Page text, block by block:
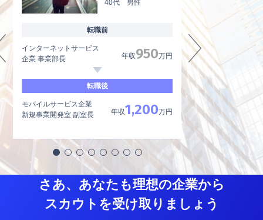
40代 男性
転職前
インターネットサービス
企業 事業部長
年収950万円
転職後
モバイルサービス企業
新規事業開発室 副室長
年収1,200万円
外資系製薬メーカー
品質管理、品質保証
内資系製薬メーカー
品質管理責任者
さあ、あなたも理想の企業から
スカウトを受け取りましょう